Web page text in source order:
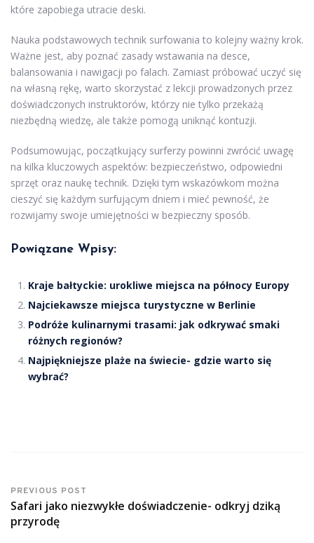
które zapobiega utracie deski.
Nauka podstawowych technik surfowania to kolejny ważny krok.
Ważne jest, aby poznać zasady wstawania na desce,
balansowania i nawigacji po falach. Zamiast próbować uczyć się
na własną rękę, warto skorzystać z lekcji prowadzonych przez
doświadczonych instruktorów, którzy nie tylko przekażą
niezbędną wiedzę, ale także pomogą uniknąć kontuzji.
Podsumowując, początkujący surferzy powinni zwrócić uwagę
na kilka kluczowych aspektów: bezpieczeństwo, odpowiedni
sprzęt oraz naukę technik. Dzięki tym wskazówkom można
cieszyć się każdym surfującym dniem i mieć pewność, że
rozwijamy swoje umiejętności w bezpieczny sposób.
Powiązane Wpisy:
Kraje bałtyckie: urokliwe miejsca na północy Europy
Najciekawsze miejsca turystyczne w Berlinie
Podróże kulinarnymi trasami: jak odkrywać smaki
różnych regionów?
Najpiękniejsze plaże na świecie- gdzie warto się
wybrać?
PREVIOUS POST
Safari jako niezwykłe doświadczenie- odkryj dziką
przyrodę